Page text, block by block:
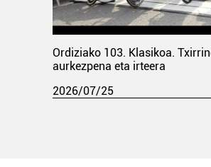
Ordiziako 103. Klasikoa.
aurkezpena eta irteera
2026/07/25